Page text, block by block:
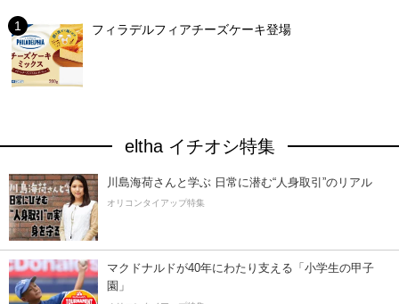
フィラデルフィアチーズケーキ登場
eltha イチオシ特集
川島海荷さんと学ぶ 日常に潜む“人身取引”のリアル
オリコンタイアップ特集
マクドナルドが40年にわたり支える「小学生の甲子
園」